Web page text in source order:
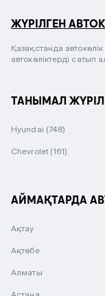
ЖҮРІЛГЕН
Қазақстанда
автокөліктерді сатып
ТАНЫМАЛ
Hyundai (748)
Chevrolet (161)
АЙМАҚТАРДА
Ақтау
Ақтөбе
Алматы